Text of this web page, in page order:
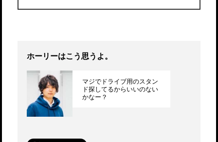
ホーリーはこう思うよ。
マジでドライブ用のスタン
ド探してるからいいのない
かなー？